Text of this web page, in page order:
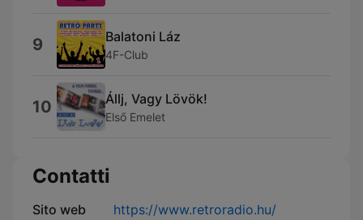
9 Balatoni Láz
4F-Club
10 Állj, Vagy Lövök!
Első Emelet
Contatti
Sito web
https://www.retroradio.hu/